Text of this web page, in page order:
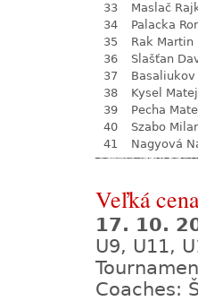
33
Maslač
34
Palacka
35
Rak Martin
36
Slašťan
37
38
Kysel Matej
39
Pecha
40
Szabo
41
Nagyová
Veľká
17. 10.
U9, U11,
Coaches: